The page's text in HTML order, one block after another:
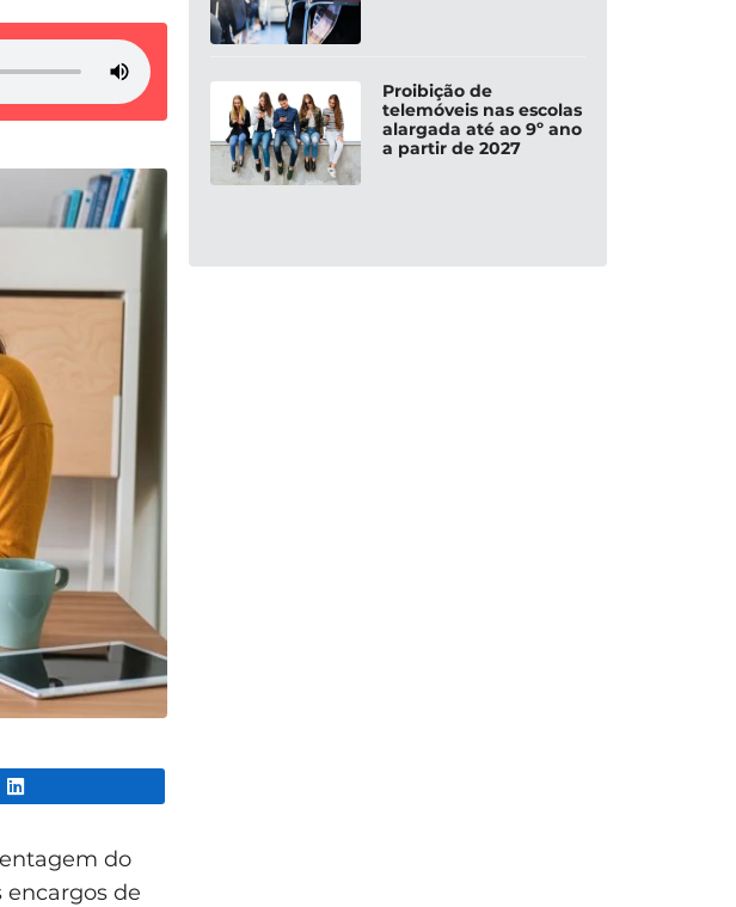
do
de
Proibição de
telemóveis nas escolas
alargada até ao 9º ano
a partir de 2027